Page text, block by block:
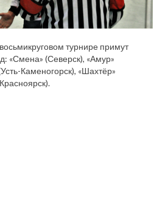
турнире примут
«Смена» (Северск), «Амур»
Каменогорск), «Шахтёр»